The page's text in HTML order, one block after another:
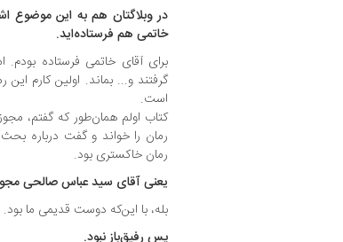
در وبلاگتان هم به این موضوع
خاتمی هم فرستاده‌اید.
برای آقای خاتمی فرستاده بودم.
گرفتند و... بماند. اولین کارم
است.
کتاب اولم همان‌طور که گفتم،
رمان خاکستری بود.
یعنی آقای سید عباس صالحی
بله، با این‌که دوست قدیمی ما بود.
پس رفیق‌باز نبود.